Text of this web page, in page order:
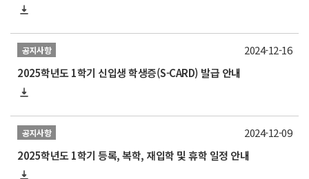
공지사항
2025학년도 1학기 신입생 학생증(S-CARD) 발급 안내
2024-12-16
공지사항
2025학년도 1학기 등록, 복학, 재입학 및 휴학 일정 안내
2024-12-09